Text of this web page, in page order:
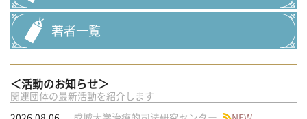
著者一覧
＜活動のお知らせ＞
関連団体の最新活動を紹介します